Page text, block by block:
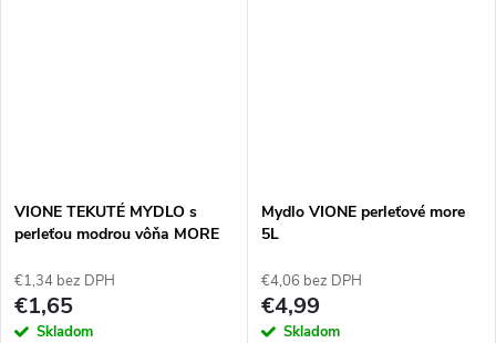
VIONE TEKUTÉ MYDLO s
perleťou modrou vôňa MORE
€1,34 bez DPH
€1,65
Skladom
Mydlo VIONE perleťové more
5L
€4,06 bez DPH
€4,99
Skladom